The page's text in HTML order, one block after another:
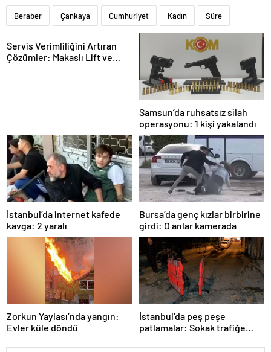
Beraber Çankaya Cumhuriyet Kadın Süre
Servis Verimliliğini Artıran
Çözümler: Makaslı Lift ve
Samsun’da ruhsatsız silah
operasyonu: 1 kişi yakalandı
İstanbul’da internet kafede
kavga: 2 yaralı
Bursa’da genç kızlar birbirine
girdi: O anlar kamerada
Zorkun Yaylası’nda yangın:
Evler küle döndü
İstanbul’da peş peşe
patlamalar: Sokak trafiğe